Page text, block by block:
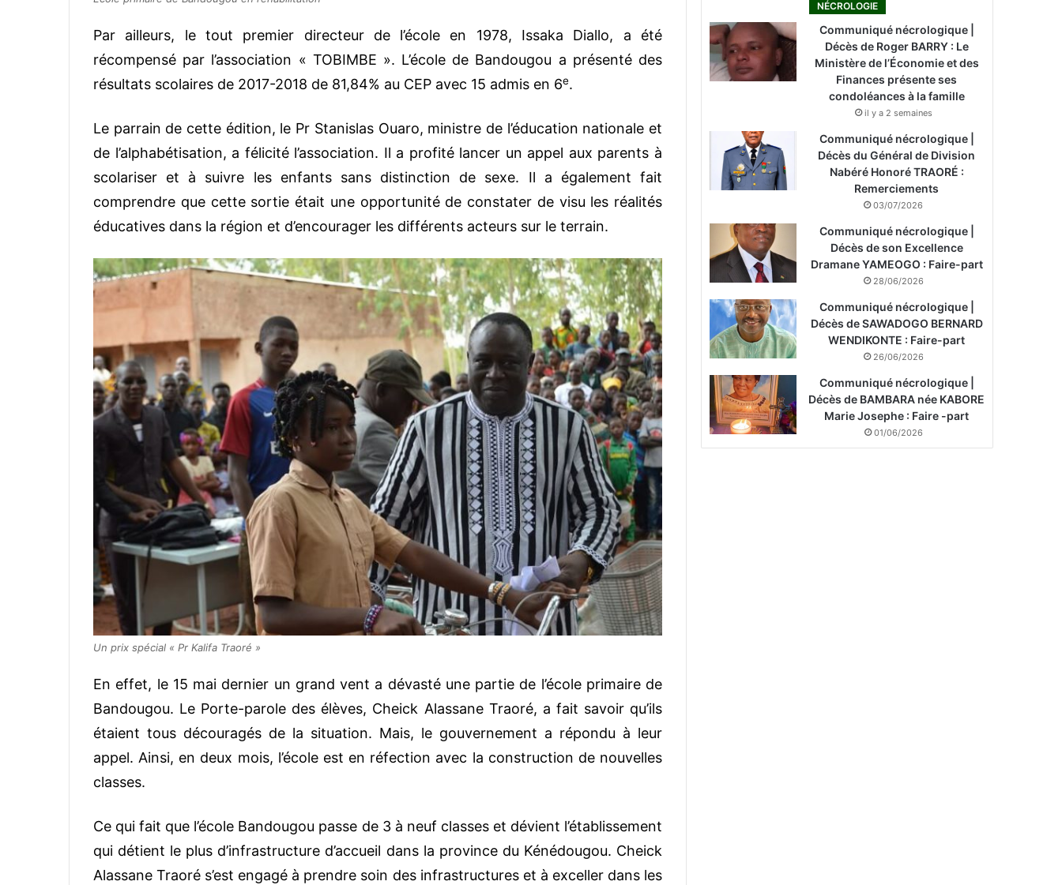
Par ailleurs, le tout premier directeur de l’école en 1978, Issaka Diallo, a été
récompensé par l’association « TOBIMBE ». L’école de Bandougou a présenté des
résultats scolaires de 2017-2018 de 81,84% au CEP avec 15 admis en 6e.
Le parrain de cette édition, le Pr Stanislas Ouaro, ministre de l’éducation nationale et
de l’alphabétisation, a félicité l’association. Il a profité lancer un appel aux parents à
scolariser et à suivre les enfants sans distinction de sexe. Il a également fait
comprendre que cette sortie était une opportunité de constater de visu les réalités
éducatives dans la région et d’encourager les différents acteurs sur le terrain.
Un prix spécial « Pr Kalifa Traoré »
En effet, le 15 mai dernier un grand vent a dévasté une partie de l’école primaire de
Bandougou. Le Porte-parole des élèves, Cheick Alassane Traoré, a fait savoir qu’ils
étaient tous découragés de la situation. Mais, le gouvernement a répondu à leur
appel. Ainsi, en deux mois, l’école est en réfection avec la construction de nouvelles
classes.
Ce qui fait que l’école Bandougou passe de 3 à neuf classes et dévient l’établissement
qui détient le plus d’infrastructure d’accueil dans la province du Kénédougou. Cheick
Alassane Traoré s’est engagé à prendre soin des infrastructures et à exceller dans les
NÉCROLOGIE
Communiqué nécrologique |
Décès de Roger BARRY : Le
Ministère de l’Économie et des
Finances présente ses
condoléances à la famille
il y a 2 semaines
Communiqué nécrologique |
Décès du Général de Division
Nabéré Honoré TRAORÉ :
Remerciements
03/07/2026
Communiqué nécrologique |
Décès de son Excellence
Dramane YAMEOGO : Faire-part
28/06/2026
Communiqué nécrologique |
Décès de SAWADOGO BERNARD
WENDIKONTE : Faire-part
26/06/2026
Communiqué nécrologique |
Décès de BAMBARA née KABORE
Marie Josephe : Faire -part
01/06/2026